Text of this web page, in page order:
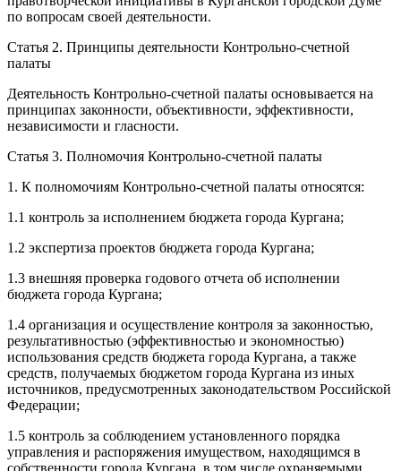
по вопросам своей деятельности.
Статья 2. Принципы деятельности Контрольно-счетной
палаты
Деятельность Контрольно-счетной палаты основывается на
принципах законности, объективности, эффективности,
независимости и гласности.
Статья 3. Полномочия Контрольно-счетной палаты
1. К полномочиям Контрольно-счетной палаты относятся:
1.1 контроль за исполнением бюджета города Кургана;
1.2 экспертиза проектов бюджета города Кургана;
1.3 внешняя проверка годового отчета об исполнении
бюджета города Кургана;
1.4 организация и осуществление контроля за законностью,
результативностью (эффективностью и экономностью)
использования средств бюджета города Кургана, а также
средств, получаемых бюджетом города Кургана из иных
источников, предусмотренных законодательством Российской
Федерации;
1.5 контроль за соблюдением установленного порядка
управления и распоряжения имуществом, находящимся в
собственности города Кургана, в том числе охраняемыми